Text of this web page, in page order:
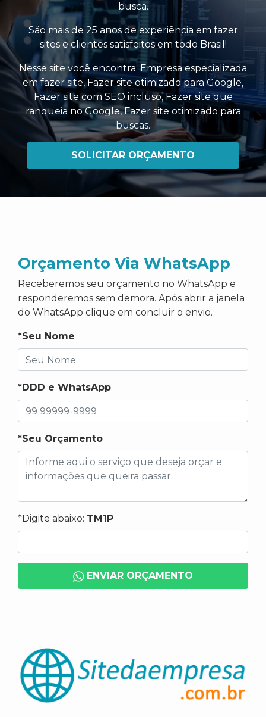
busca.
São mais de 25 anos de experiência em fazer
sites e clientes satisfeitos em todo Brasil!
Nesse site você encontra:Empresa especializada
em fazer site,Fazer site otimizado para Google,
Fazer site com SEO incluso, Fazer site que
ranqueia no Google,Fazer site otimizado para
buscas.
SOLICITAR ORÇAMENTO
Orçamento Via WhatsApp
Receberemos seu orçamento no WhatsApp e
responderemos sem demora. Após abrir a janela
do WhatsApp clique em concluir o envio.
*Seu Nome
*DDD e WhatsApp
*Seu Orçamento
*Digite abaixo: TM1P
ENVIAR ORÇAMENTO